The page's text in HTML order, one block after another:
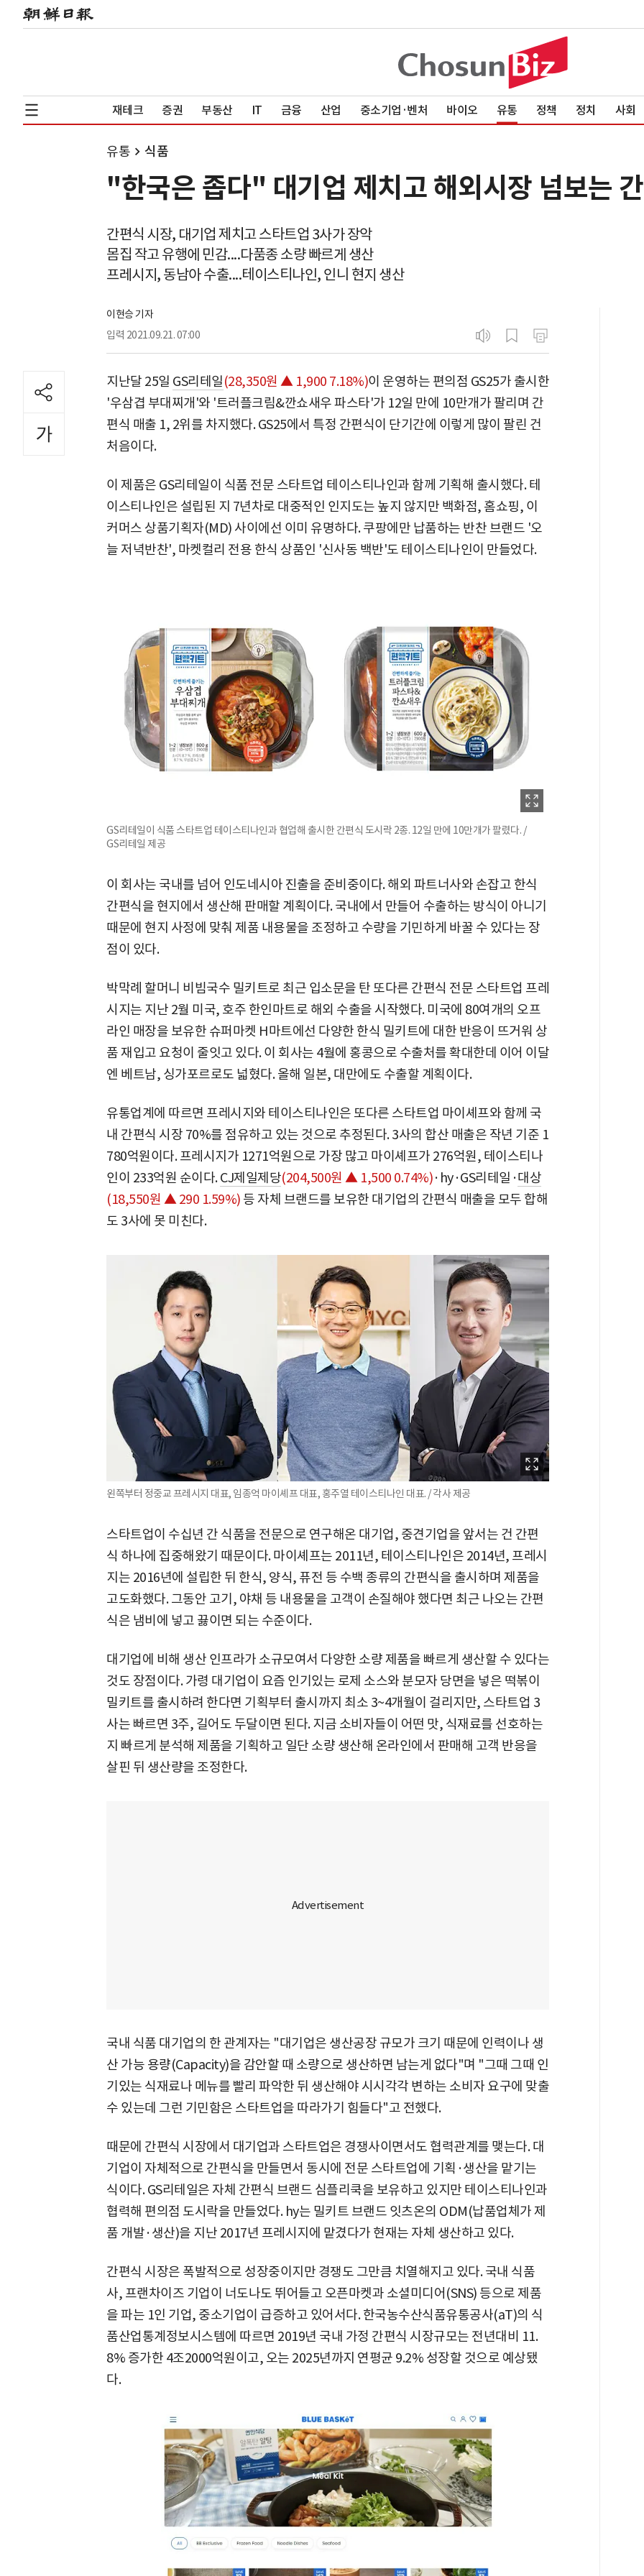
재테크 증권 부동산 IT 금융 산업 중소기업·벤처 바이오 유통 정책 정치 사회
유통 식품
"한국은 좁다" 대기업 제치고 해외시장 넘보는
간편식 시장, 대기업 제치고 스타트업 3사가 장악
몸집 작고 유행에 민감....다품종 소량 빠르게 생산
프레시지, 동남아 수출....테이스티나인, 인니 현지 생산
이현승 기자
입력 2021.09.21. 07:00
지난달 25일 GS리테일(28,350원 ▲ 1,900 7.18%)이 운영하는 편의점 GS25가 출시한
'우삼겹 부대찌개'와 '트러플크림&깐쇼새우 파스타'가 12일 만에 10만개가 팔리며 간
편식 매출 1, 2위를 차지했다. GS25에서 특정 간편식이 단기간에 이렇게 많이 팔린 건
처음이다.
이 제품은 GS리테일이 식품 전문 스타트업 테이스티나인과 함께 기획해 출시했다. 테
이스티나인은 설립된 지 7년차로 대중적인 인지도는 높지 않지만 백화점, 홈쇼핑, 이
커머스 상품기획자(MD) 사이에선 이미 유명하다. 쿠팡에만 납품하는 반찬 브랜드 '오
늘 저녁반찬', 마켓컬리 전용 한식 상품인 '신사동 백반'도 테이스티나인이 만들었다.
GS리테일이 식품 스타트업 테이스티나인과 협업해 출시한 간편식 도시락 2종. 12일 만에 10만개가 팔렸다. /
GS리테일 제공
이 회사는 국내를 넘어 인도네시아 진출을 준비중이다. 해외 파트너사와 손잡고 한식
간편식을 현지에서 생산해 판매할 계획이다. 국내에서 만들어 수출하는 방식이 아니기
때문에 현지 사정에 맞춰 제품 내용물을 조정하고 수량을 기민하게 바꿀 수 있다는 장
점이 있다.
박막례 할머니 비빔국수 밀키트로 최근 입소문을 탄 또다른 간편식 전문 스타트업 프레
시지는 지난 2월 미국, 호주 한인마트로 해외 수출을 시작했다. 미국에 80여개의 오프
라인 매장을 보유한 슈퍼마켓 H마트에선 다양한 한식 밀키트에 대한 반응이 뜨거워 상
품 재입고 요청이 줄잇고 있다. 이 회사는 4월에 홍콩으로 수출처를 확대한데 이어 이달
엔 베트남, 싱가포르로도 넓혔다. 올해 일본, 대만에도 수출할 계획이다.
유통업계에 따르면 프레시지와 테이스티나인은 또다른 스타트업 마이셰프와 함께 국
내 간편식 시장 70%를 점유하고 있는 것으로 추정된다. 3사의 합산 매출은 작년 기준 1
780억원이다. 프레시지가 1271억원으로 가장 많고 마이셰프가 276억원, 테이스티나
인이 233억원 순이다.CJ제일제당(204,500원 ▲ 1,500 0.74%)·hy·GS리테일·대상
(18,550원 ▲ 290 1.59%) 등 자체 브랜드를 보유한 대기업의 간편식 매출을 모두 합해
도 3사에 못 미친다.
왼쪽부터 정중교 프레시지 대표, 임종억 마이셰프 대표, 홍주열 테이스티나인 대표. / 각사 제공
스타트업이 수십년 간 식품을 전문으로 연구해온 대기업, 중견기업을 앞서는 건 간편
식 하나에 집중해왔기 때문이다. 마이셰프는 2011년, 테이스티나인은 2014년, 프레시
지는 2016년에 설립한 뒤 한식, 양식, 퓨전 등 수백 종류의 간편식을 출시하며 제품을
고도화했다. 그동안 고기, 야채 등 내용물을 고객이 손질해야 했다면 최근 나오는 간편
식은 냄비에 넣고 끓이면 되는 수준이다.
대기업에 비해 생산 인프라가 소규모여서 다양한 소량 제품을 빠르게 생산할 수 있다는
것도 장점이다. 가령 대기업이 요즘 인기있는 로제 소스와 분모자 당면을 넣은 떡볶이
밀키트를 출시하려 한다면 기획부터 출시까지 최소 3~4개월이 걸리지만, 스타트업 3
사는 빠르면 3주, 길어도 두달이면 된다. 지금 소비자들이 어떤 맛, 식재료를 선호하는
지 빠르게 분석해 제품을 기획하고 일단 소량 생산해 온라인에서 판매해 고객 반응을
살핀 뒤 생산량을 조정한다.
국내 식품 대기업의 한 관계자는 "대기업은 생산공장 규모가 크기 때문에 인력이나 생
산 가능 용량(Capacity)을 감안할 때 소량으로 생산하면 남는게 없다"며 "그때 그때 인
기있는 식재료나 메뉴를 빨리 파악한 뒤 생산해야 시시각각 변하는 소비자 요구에 맞출
수 있는데 그런 기민함은 스타트업을 따라가기 힘들다"고 전했다.
때문에 간편식 시장에서 대기업과 스타트업은 경쟁사이면서도 협력관계를 맺는다. 대
기업이 자체적으로 간편식을 만들면서 동시에 전문 스타트업에 기획·생산을 맡기는
식이다. GS리테일은 자체 간편식 브랜드 심플리쿡을 보유하고 있지만 테이스티나인과
협력해 편의점 도시락을 만들었다. hy는 밀키트 브랜드 잇츠온의 ODM(납품업체가 제
품 개발·생산)을 지난 2017년 프레시지에 맡겼다가 현재는 자체 생산하고 있다.
간편식 시장은 폭발적으로 성장중이지만 경쟁도 그만큼 치열해지고 있다. 국내 식품
사, 프랜차이즈 기업이 너도나도 뛰어들고 오픈마켓과 소셜미디어(SNS) 등으로 제품
을 파는 1인 기업, 중소기업이 급증하고 있어서다. 한국농수산식품유통공사(aT)의 식
품산업통계정보시스템에 따르면 2019년 국내 가정 간편식 시장규모는 전년대비 11.
8% 증가한 4조2000억원이고, 오는 2025년까지 연평균 9.2% 성장할 것으로 예상됐
다.